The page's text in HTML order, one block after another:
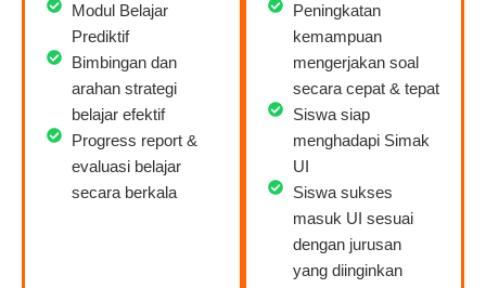
Modul Belajar
Prediktif
Bimbingan dan
arahan strategi
belajar efektif
Progress report &
evaluasi belajar
secara berkala
Peningkatan
kemampuan
mengerjakan soal
secara cepat & tepat
Siswa siap
menghadapi Simak
UI
Siswa sukses
masuk UI sesuai
dengan jurusan
yang diinginkan